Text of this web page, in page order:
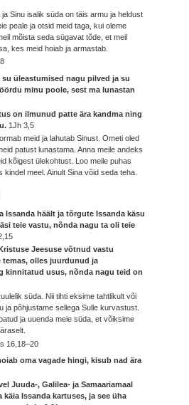
Sinu isalik süda on täis armu ja heldust
peale ja otsid meid taga, kui oleme
mõista seda sügavat tõde, et meil
kes meid hoiab ja armastab.
su üleastumised nagu pilved ja su
minu poole, sest ma lunastan
on ilmunud patte ära kandma ning
1Jh 3,5
meid ja lahutab Sinust. Ometi oled
patust lunastama. Anna meile andeks
kõigest ülekohtust. Loo meile puhas
meel. Ainult Sina võid seda teha.
Issanda häält ja tõrgute Issanda käsu
teie vastu, nõnda nagu ta oli teie
Jeesuse võtnud vastu
temas, olles juurdunud ja
kinnitatud usus, nõnda nagu teid on
süda. Nii tihti eksime tahtlikult või
ja põhjustame sellega Sulle kurvastust.
ja uuenda meie süda, et võiksime
16,18–20
oma vagade hingi, kisub nad ära
Juuda-, Galilea- ja Samaariamaal
käia Issanda kartuses, ja see üha